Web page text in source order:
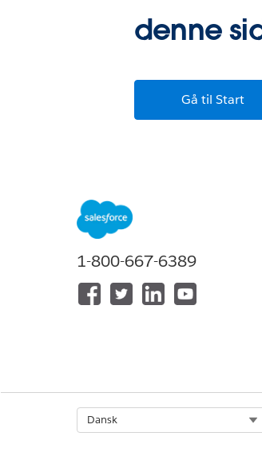
denne
Gå til Start
1-800-667-6389
Dansk